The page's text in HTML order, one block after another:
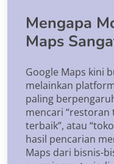
Mengapa
Maps
Google Maps kini
melainkan
paling
mencari “restoran
terbaik”, atau
hasil pencarian
Maps dari bisnis-